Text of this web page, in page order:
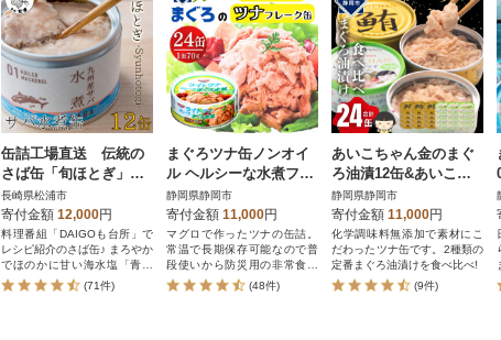
缶詰工場直送 伝統の
さば缶「旬ほとぎ」水
煮12缶
長崎県松浦市
寄付金額 12,000円
料理番組「DAIGOも台所」で
レシピ紹介のさば缶♪ まろやか
でほのかに甘い海水塩「青い
海」使用
(71件)
まぐろツナ缶ノンオイ
ル ヘルシーな水煮フレ
ークタイプ (70g×24缶)
_計1680g 伊藤食品製造
静岡県静岡市
寄付金額 11,000円
マグロで作ったツナの缶詰。
常温で長期保存可能なので普
段使いから防災用の非常食に
もおすすめです。(48件)
あいこちゃん金のまぐ
ろ油漬12缶&あいこち
ゃんツナ油漬12缶 合
計24缶
静岡県静岡市
寄付金額 11,000円
化学調味料無添加で素材にこ
だわったツナ缶です。2種類の
定番まぐろ油漬けを食べ比べ!
(9件)